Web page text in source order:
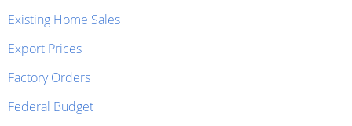
Existing Home Sales
Export Prices
Factory Orders
Federal Budget